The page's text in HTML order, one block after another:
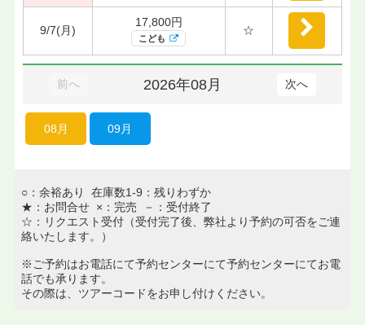
9/7(月)
17,800円
こども
☆
前へ 2026年08月 次へ
08月 09月
○：余裕あり 在庫数1-9：残りわずか
★：お問合せ ×：完売 －：受付終了
☆：リクエスト受付（受付完了後、弊社より予約の可否をご連
絡いたします。）
※ご予約はお電話にて予約センターにて予約センターにてお電
話でも承ります。
その際は、ツアーコードをお申し付けください。